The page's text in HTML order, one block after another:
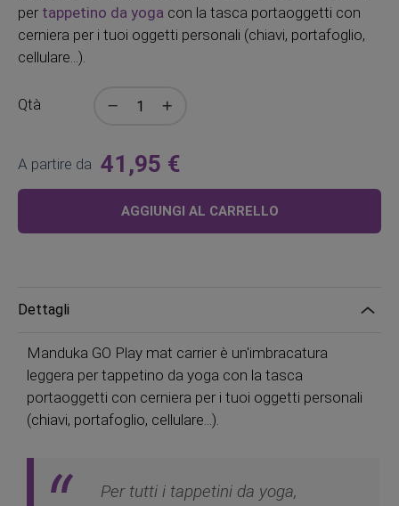
per tappetino da yoga con la tasca portaoggetti con
cerniera per i tuoi oggetti personali (chiavi, portafoglio,
cellulare...).
Qtà
A partire da 41,95 €
AGGIUNGI AL CARRELLO
Dettagli
Manduka GO Play mat carrier è un'imbracatura
leggera per tappetino da yoga con la tasca
portaoggetti con cerniera per i tuoi oggetti personali
(chiavi, portafoglio, cellulare...).
Per tutti i tappetini da yoga,